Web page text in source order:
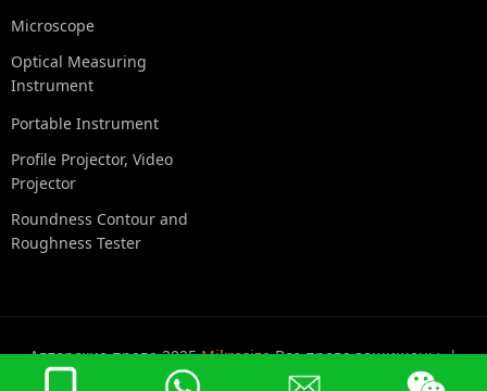
Microscope
Optical Measuring
Instrument
Portable Instrument
Profile Projector, Video
Projector
Roundness Contour and
Roughness Tester
Авторские права 2025MikrosizeВсе права защищены. |
Политика конфиденциальности| Карта сайта